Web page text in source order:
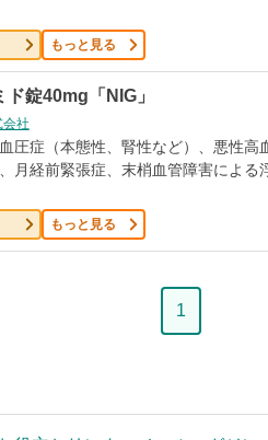
もっと見る
ド錠40mg「NIG」
会社
圧症（本態性、腎性など）、悪性高
月経前緊張症、末梢血管障害によ
もっと見る
ペ
1